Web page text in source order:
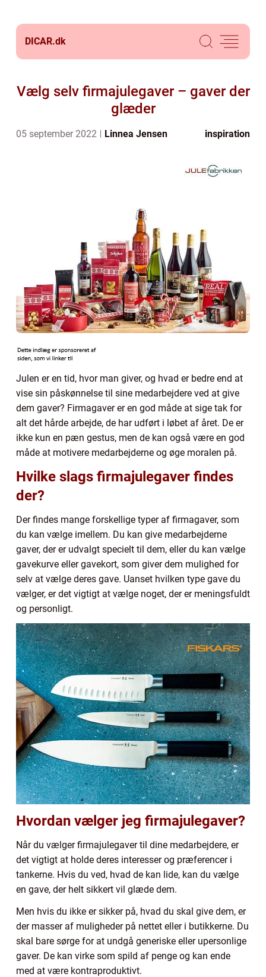
DICAR.dk
Vælg selv firmajulegaver – gaver der
glæder
05 september 2022 Linnea Jensen inspiration
Julen er en tid, hvor man giver, og hvad er bedre end at
vise sin påskønnelse til sine medarbejdere ved at give
dem gaver? Firmagaver er en god måde at sige tak for
alt det hårde arbejde, de har udført i løbet af året. De er
ikke kun en pæn gestus, men de kan også være en god
måde at motivere medarbejderne og øge moralen på.
Hvilke slags firmajulegaver findes
der?
Der findes mange forskellige typer af firmagaver, som
du kan vælge imellem. Du kan give medarbejderne
gaver, der er udvalgt specielt til dem, eller du kan vælge
gavekurve eller gavekort, som giver dem mulighed for
selv at vælge deres gave. Uanset hvilken type gave du
vælger, er det vigtigt at vælge noget, der er meningsfuldt
og personligt.
Hvordan vælger jeg firmajulegaver?
Når du vælger firmajulegaver til dine medarbejdere, er
det vigtigt at holde deres interesser og præferencer i
tankerne. Hvis du ved, hvad de kan lide, kan du vælge
en gave, der helt sikkert vil glæde dem.
Men hvis du ikke er sikker på, hvad du skal give dem, er
der masser af muligheder på nettet eller i butikkerne. Du
skal bare sørge for at undgå generiske eller upersonlige
gaver. De kan virke som spild af penge og kan ende
med at være kontraproduktivt.